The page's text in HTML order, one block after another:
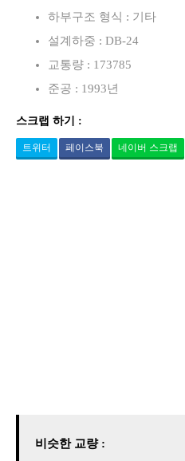
하부구조 형식 : 기타
설계하중 : DB-24
교통량 : 173785
준공 : 1993년
스크랩 하기 :
트위터 페이스북 네이버 스크랩
비슷한 교량 :